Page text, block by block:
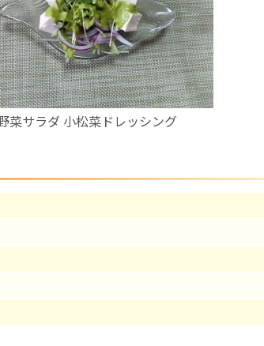
菜サラダ 小松菜ドレッシング
親と子の結びつき支援
母乳育児
予防接種
ルーム’ でさまざまな講座・クラス
まいで当院での出産を希望される方へ
医師プロフィール